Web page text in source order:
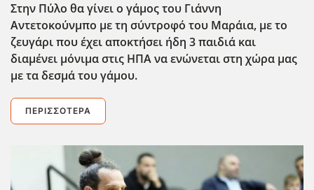
Στην Πύλο θα γίνει ο γάμος του Γιάννη
Αντετοκούνμπο με τη σύντροφό του Μαράια, με το
ζευγάρι που έχει αποκτήσει ήδη 3 παιδιά και
διαμένει μόνιμα στις ΗΠΑ να ενώνεται στη χώρα μας
με τα δεσμά του γάμου.
ΠΕΡΙΣΣΌΤΕΡΑ